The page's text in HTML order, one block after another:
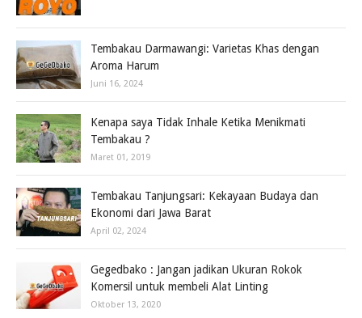
Tembakau Darmawangi: Varietas Khas dengan
Aroma Harum
Juni 16, 2024
Kenapa saya Tidak Inhale Ketika Menikmati
Tembakau ?
Maret 01, 2019
Tembakau Tanjungsari: Kekayaan Budaya dan
Ekonomi dari Jawa Barat
April 02, 2024
Gegedbako : Jangan jadikan Ukuran Rokok
Komersil untuk membeli Alat Linting
Oktober 13, 2020